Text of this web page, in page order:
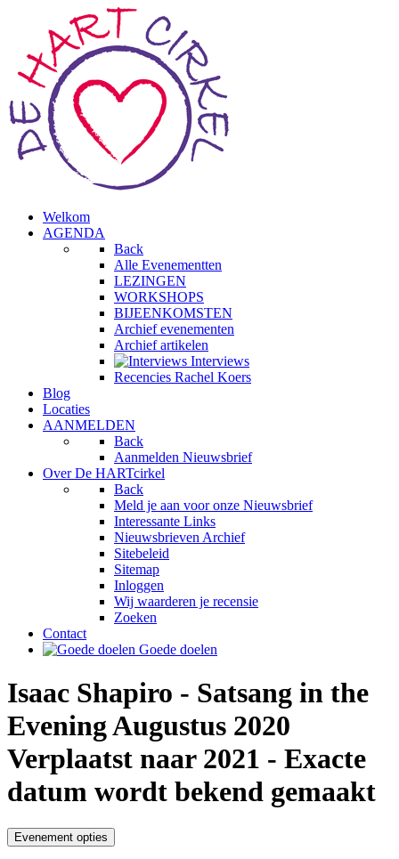
Welkom
AGENDA
Back
Alle Evenementten
LEZINGEN
WORKSHOPS
BIJEENKOMSTEN
Archief evenementen
Archief artikelen
Interviews
Recencies Rachel Koers
Blog
Locaties
AANMELDEN
Back
Aanmelden Nieuwsbrief
Over De HARTcirkel
Back
Meld je aan voor onze Nieuwsbrief
Interessante Links
Nieuwsbrieven Archief
Sitebeleid
Sitemap
Inloggen
Wij waarderen je recensie
Zoeken
Contact
Goede doelen
Isaac Shapiro - Satsang in the
Evening Augustus 2020
Verplaatst naar 2021 - Exacte
datum wordt bekend gemaakt
Evenement opties